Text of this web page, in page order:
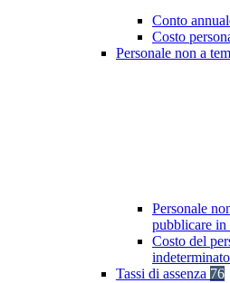
Conto
Costo
Personale non a
Personale
pubblicare in
Costo del
Tassi di assenza 76